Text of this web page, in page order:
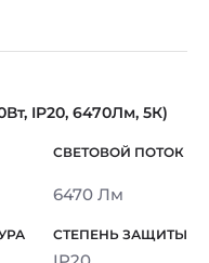
IP20, 6470Лм, 5К)
6470 Лм